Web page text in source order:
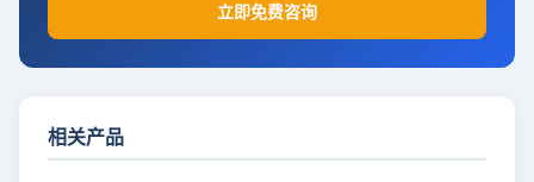
立即免费咨询
相关产品